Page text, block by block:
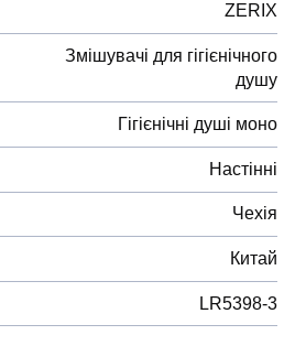
ZERIX
Змішувачі для гігієнічного
душу
Гігієнічні душі моно
Настінні
Чехія
Китай
LR5398-3